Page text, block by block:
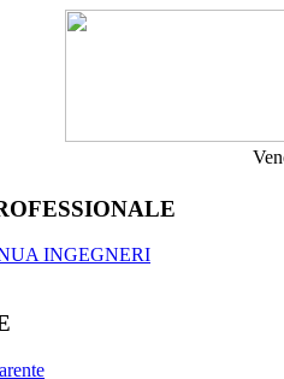
INGEGNERI